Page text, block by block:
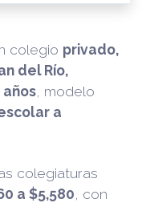
colegio privado,
del Río,
años , modelo
a
colegiaturas
a $5,580 , con